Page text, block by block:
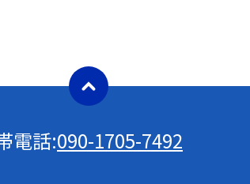
電話:090-1705-7492